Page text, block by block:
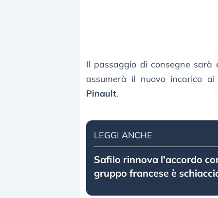
Il passaggio di consegne
assumerà il nuovo incarico
Pinault.
LEGGI ANCHE
Safilo rinnova l’accordo
gruppo francese è